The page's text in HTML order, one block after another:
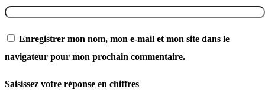
Enregistrer mon nom, mon e-mail et mon site dans le
navigateur pour mon prochain commentaire.
Saisissez votre réponse en chiffres